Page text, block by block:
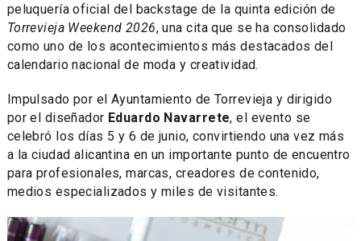
peluquería oficial del backstage de la quinta edición de
Torrevieja Weekend 2026, una cita que se ha consolidado
como uno de los acontecimientos más destacados del
calendario nacional de moda y creatividad.
Impulsado por el Ayuntamiento de Torrevieja y dirigido
por el diseñador Eduardo Navarrete, el evento se
celebró los días 5 y 6 de junio, convirtiendo una vez más
a la ciudad alicantina en un importante punto de encuentro
para profesionales, marcas, creadores de contenido,
medios especializados y miles de visitantes.